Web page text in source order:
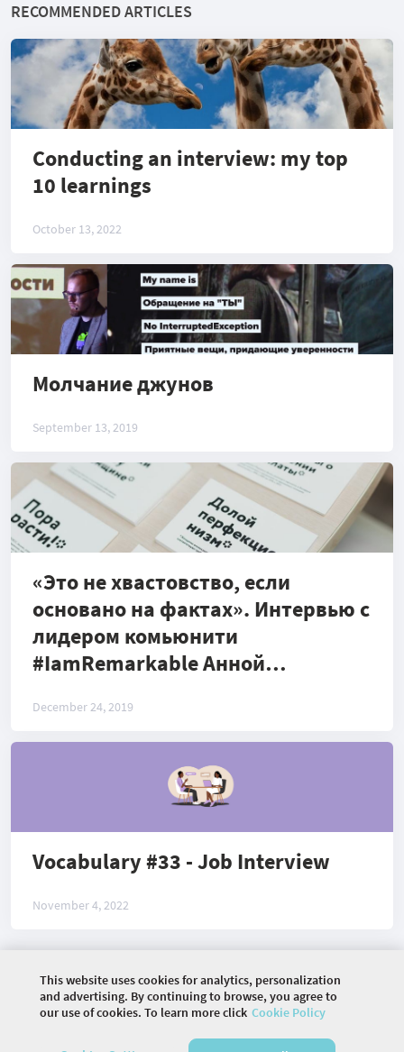
RECOMMENDED ARTICLES
Conducting an interview: my top
10 learnings
October 13, 2022
Молчание джунов
September 13, 2019
«Это не хвастовство, если
основано на фактах». Интервью с
лидером комьюнити
#IamRemarkable Анной
December 24, 2019
Vocabulary #33 - Job Interview
November 4, 2022
©2026 COMMUNITY COMPANY. ALL RIGHTS
RESERVED.
This website uses cookies for analytics, personalization
and advertising. By continuing to browse, you agree to
our use of cookies. To learn more click Cookie Policy